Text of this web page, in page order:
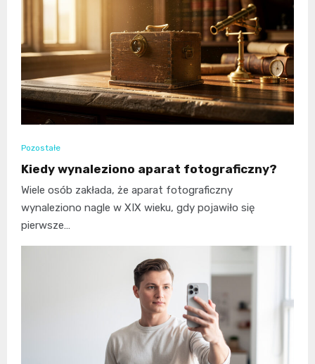
Pozostałe
Kiedy wynaleziono aparat fotograficzny?
Wiele osób zakłada, że aparat fotograficzny
wynaleziono nagle w XIX wieku, gdy pojawiło się
pierwsze…